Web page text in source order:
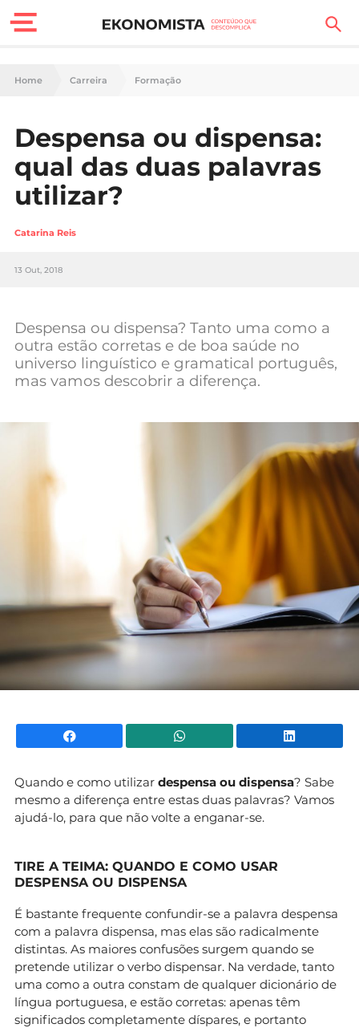
Finanças Pessoais
Carreira
Casa
Lifestyle
Sociedade
Negócios
Mundial 2026
Home Carreira Formação
Despensa ou dispensa:
qual das duas palavras
utilizar?
Catarina Reis
13 Out, 2018
Despensa ou dispensa? Tanto uma como a
outra estão corretas e de boa saúde no
universo linguístico e gramatical português,
mas vamos descobrir a diferença.
Facebook WhatsApp
Quando e como utilizar despensa ou dispensa? Sabe
mesmo a diferença entre estas duas palavras? Vamos
ajudá-lo, para que não volte a enganar-se.
TIRE A TEIMA: QUANDO E COMO USAR
DESPENSA OU DISPENSA
É bastante frequente confundir-se a palavra despensa
com a palavra dispensa, mas elas são radicalmente
distintas. As maiores confusões surgem quando se
pretende utilizar o verbo dispensar. Na verdade, tanto
uma como a outra constam de qualquer dicionário de
língua portuguesa, e estão corretas: apenas têm
significados completamente díspares, e portanto